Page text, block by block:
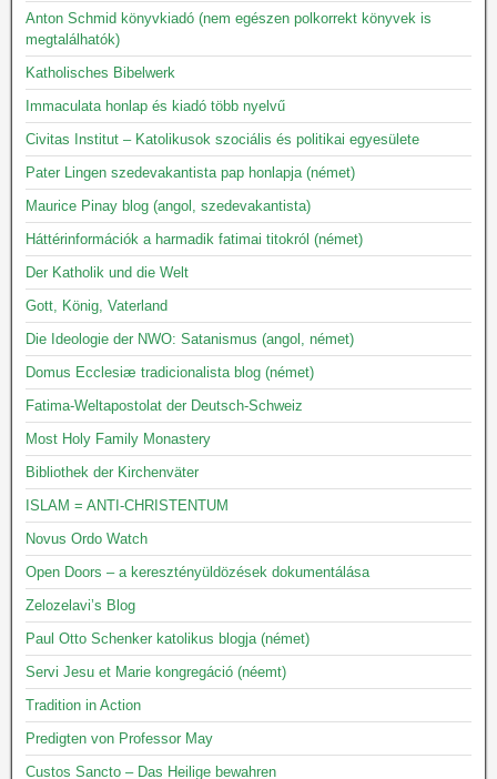
Anton Schmid könyvkiadó (nem egészen polkorrekt könyvek is
megtalálhatók)
Katholisches Bibelwerk
Immaculata honlap és kiadó több nyelvű
Civitas Institut – Katolikusok szociális és politikai egyesülete
Pater Lingen szedevakantista pap honlapja (német)
Maurice Pinay blog (angol, szedevakantista)
Háttérinformációk a harmadik fatimai titokról (német)
Der Katholik und die Welt
Gott, König, Vaterland
Die Ideologie der NWO: Satanismus (angol, német)
Domus Ecclesiæ tradicionalista blog (német)
Fatima-Weltapostolat der Deutsch-Schweiz
Most Holy Family Monastery
Bibliothek der Kirchenväter
ISLAM = ANTI-CHRISTENTUM
Novus Ordo Watch
Open Doors – a keresztényüldözések dokumentálása
Zelozelavi’s Blog
Paul Otto Schenker katolikus blogja (német)
Servi Jesu et Marie kongregáció (néemt)
Tradition in Action
Predigten von Professor May
Custos Sancto – Das Heilige bewahren